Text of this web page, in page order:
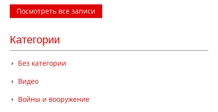
Посмотреть все записи
Категории
Без категории
Видео
Войны и вооружение